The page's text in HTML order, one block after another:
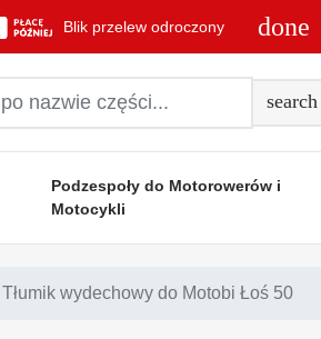
Blik przelew odroczony done
search
Podzespoły do Motorowerów i
Motocykli
Tłumik wydechowy do Motobi Łoś 50